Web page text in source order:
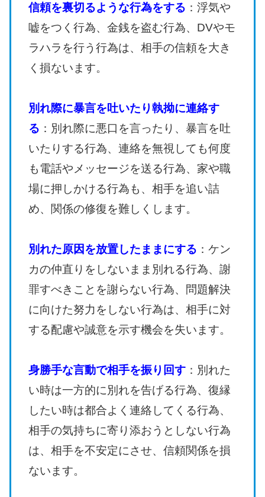
信頼を裏切るような行為をする ：浮気や
嘘をつく行為、金銭を盗む行為、DVやモ
ラハラを行う行為は、相手の信頼を大き
く損ないます。
別れ際に暴言を吐いたり執拗に連絡す
る ：別れ際に悪口を言ったり、暴言を吐
いたりする行為、連絡を無視しても何度
も電話やメッセージを送る行為、家や職
場に押しかける行為も、相手を追い詰
め、関係の修復を難しくします。
別れた原因を放置したままにする ：ケン
カの仲直りをしないまま別れる行為、謝
罪すべきことを謝らない行為、問題解決
に向けた努力をしない行為は、相手に対
する配慮や誠意を示す機会を失います。
身勝手な言動で相手を振り回す：別れた
い時は一方的に別れを告げる行為、復縁
したい時は都合よく連絡してくる行為、
相手の気持ちに寄り添おうとしない行為
は、相手を不安定にさせ、信頼関係を損
ないます。